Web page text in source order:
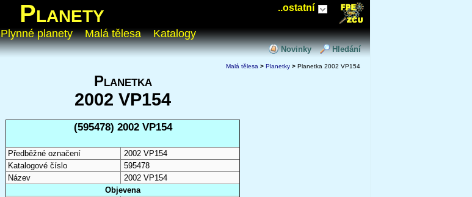
..ostatní
Planety
Plynné planety Malá tělesa Katalogy
Novinky Hledání
Malá tělesa > Planetky > Planetka 2002 VP154
Planetka
2002 VP154
(595478) 2002 VP154
Předběžné označení
2002 VP154
Katalogové číslo
595478
Název
2002 VP154
Objevena